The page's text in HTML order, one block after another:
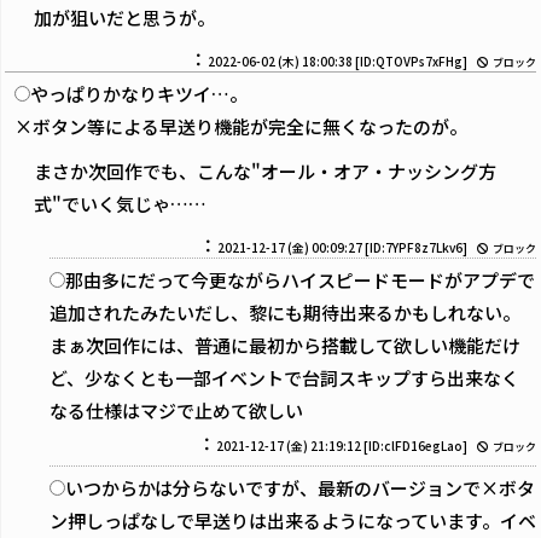
加が狙いだと思うが。
： 2022-06-02 (木) 18:00:38 [ID:QTOVPs7xFHg] ブロック
やっぱりかなりキツイ…。
×ボタン等による早送り機能が完全に無くなったのが。
まさか次回作でも、こんな"オール・オア・ナッシング方
式"でいく気じゃ……
： 2021-12-17 (金) 00:09:27[ID:7YPF8z7Lkv6] ブロック
那由多にだって今更ながらハイスピードモードがアプデで
追加されたみたいだし、黎にも期待出来るかもしれない。
まぁ次回作には、普通に最初から搭載して欲しい機能だけ
ど、少なくとも一部イベントで台詞スキップすら出来なく
なる仕様はマジで止めて欲しい
： 2021-12-17 (金) 21:19:12[ID:clFD16egLao] ブロック
いつからかは分らないですが、最新のバージョンで×ボタ
ン押しっぱなしで早送りは出来るようになっています。イベ